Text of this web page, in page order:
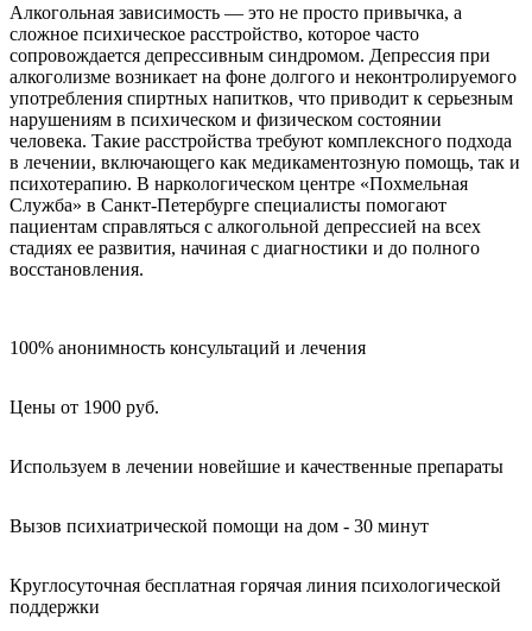
Алкогольная зависимость — это не просто привычка, а
сложное психическое расстройство, которое часто
сопровождается депрессивным синдромом. Депрессия при
алкоголизме возникает на фоне долгого и неконтролируемого
употребления спиртных напитков, что приводит к серьезным
нарушениям в психическом и физическом состоянии
человека. Такие расстройства требуют комплексного подхода
в лечении, включающего как медикаментозную помощь, так и
психотерапию. В наркологическом центре «Похмельная
Служба» в Санкт-Петербурге специалисты помогают
пациентам справляться с алкогольной депрессией на всех
стадиях ее развития, начиная с диагностики и до полного
восстановления.
100% анонимность консультаций и лечения
Цены от 1900 руб.
Используем в лечении новейшие и качественные препараты
Вызов психиатрической помощи на дом - 30 минут
Круглосуточная бесплатная горячая линия психологической
поддержки